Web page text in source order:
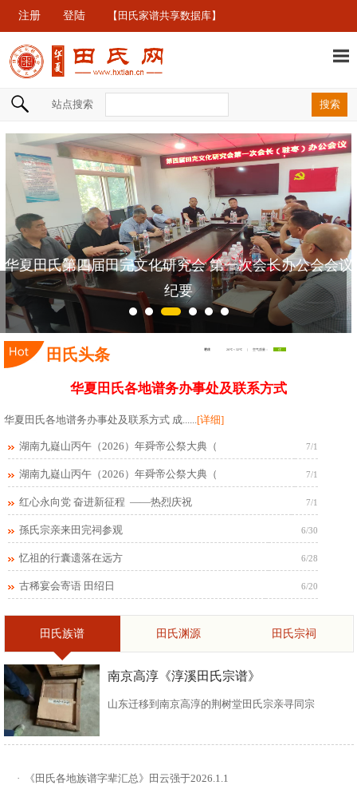
注册 登陆 【田氏家谱共享数据库】
站点搜索
华夏田氏第四届田完文化研究会 第一次会长办公会会议
纪要
田氏头条
华夏田氏各地谱务办事处及联系方式
华夏田氏各地谱务办事处及联系方式 成......[详细]
湖南九嶷山丙午（2026）年舜帝公祭大典（ 7/1
湖南九嶷山丙午（2026）年舜帝公祭大典（ 7/1
红心永向党 奋进新征程 ——热烈庆祝 7/1
孫氏宗亲来田完祠参观 6/30
忆祖的行囊遗落在远方 6/28
古稀宴会寄语 田绍日 6/20
田氏族谱 田氏渊源 田氏宗祠
南京高淳《淳溪田氏宗谱》
山东迁移到南京高淳的荆树堂田氏宗亲寻同宗
· 《田氏各地族谱字辈汇总》田云强于2026.1.1